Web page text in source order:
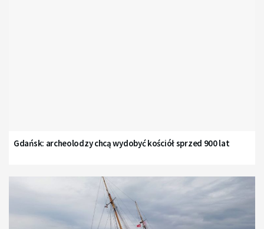
Gdańsk: archeolodzy chcą wydobyć kościół sprzed 900 lat